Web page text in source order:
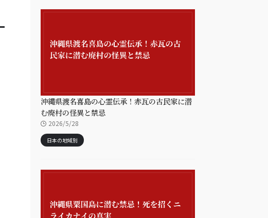
沖縄県渡名喜島の心霊伝承！赤瓦の古民家に潜
む廃村の怪異と禁忌
2026/5/28
日本の地域別